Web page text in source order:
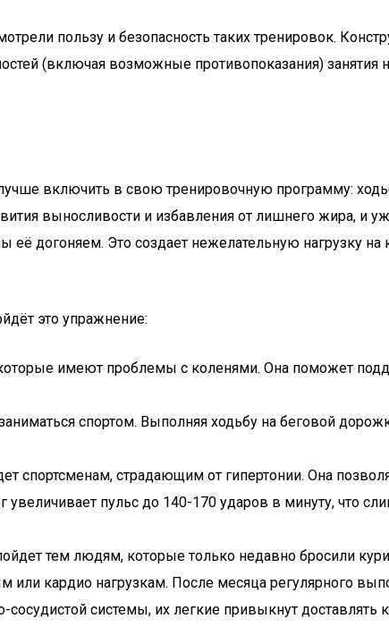
пользу и безопасность таких тренировок.
(включая возможные противопоказания)
включить в свою тренировочную программу:
выносливости и избавления от лишнего жира, и
догоняем. Это создает нежелательную нагрузку
это упражнение:
имеют проблемы с коленями. Она поможет
спортом. Выполняя ходьбу на беговой
спортсменам, страдающим от гипертонии. Она
пульс до 140-170 ударов в минуту, что
тем людям, которые только недавно бросили
кардио нагрузкам. После месяца регулярного
сосудистой системы, их легкие привыкнут